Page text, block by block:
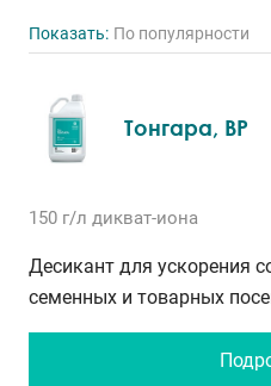
Показать: По популярности
Тонгара, ВР
150 г/л дикват-иона
Десикант для ускорения
семенных и товарных